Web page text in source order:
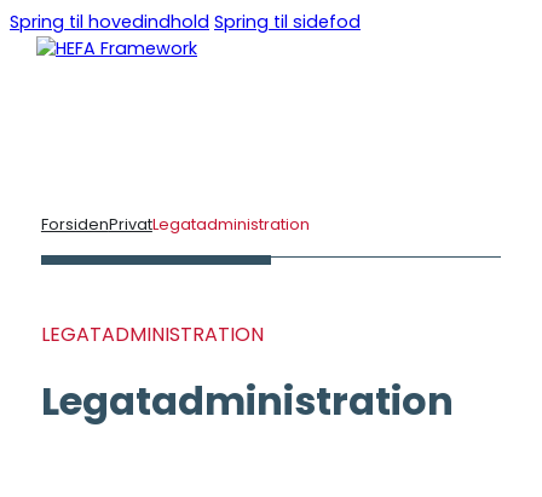
Spring til hovedindhold Spring til sidefod
ForsidenPrivatLegatadministration
LEGATADMINISTRATION
Legatadministration